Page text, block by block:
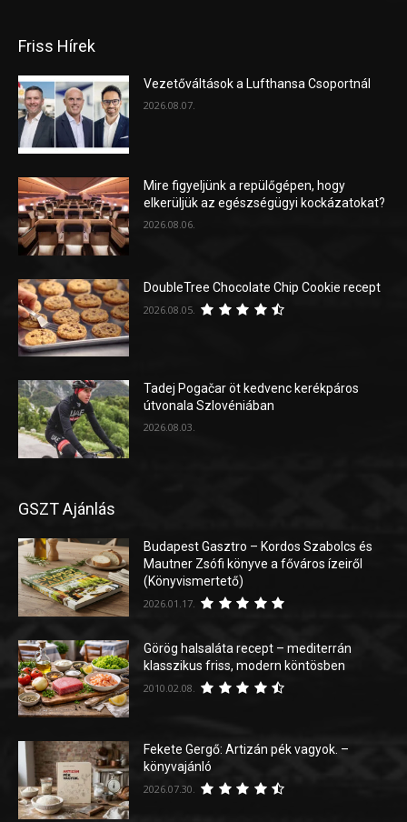
Friss Hírek
Vezetőváltások a Lufthansa Csoportnál
2026.08.07.
Mire figyeljünk a repülőgépen, hogy
elkerüljük az egészségügyi kockázatokat?
2026.08.06.
DoubleTree Chocolate Chip Cookie recept
2026.08.05.
Tadej Pogačar öt kedvenc kerékpáros
útvonala Szlovéniában
2026.08.03.
GSZT Ajánlás
Budapest Gasztro – Kordos Szabolcs és
Mautner Zsófi könyve a főváros ízeiről
(Könyvismertető)
2026.01.17.
Görög halsaláta recept – mediterrán
klasszikus friss, modern köntösben
2010.02.08.
Fekete Gergő: Artizán pék vagyok. –
könyvajánló
2026.07.30.